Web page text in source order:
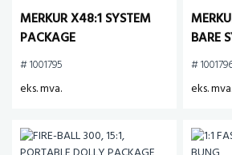
MERKUR X48:1 SYSTEM
PACKAGE
# 1001795
eks. mva.
BARE
#
eks. mva.